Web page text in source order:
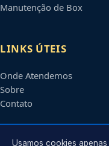
Manutenção de Box
LINKS ÚTEIS
Onde Atendemos
Sobre
Contato
Usamos cookies